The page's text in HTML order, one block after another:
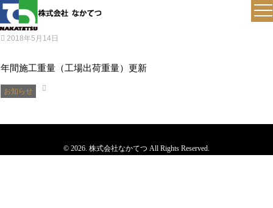
2018年5月14日
年間施工重量（工場出荷重量）更新
お知らせ
© 2026. 株式会社なかてつ All Rights Reserved.